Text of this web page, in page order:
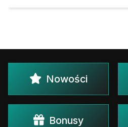
Nowości
Bonusy